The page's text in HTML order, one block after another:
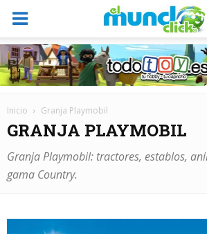
Inicio Granja Playmobil
GRANJA PLAYMOBIL
Granja Playmobil: tractores, establos,
gama Country.